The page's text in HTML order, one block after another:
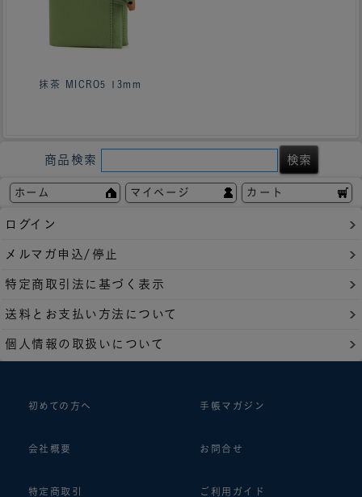
抹茶 MICRO5 13mm
商品検索
ホーム マイページ カート
ログイン
メルマガ申込/停止
特定商取引法に基づく表示
送料とお支払い方法について
個人情報の取扱いについて
初めての方へ 手帳マガジン
会社概要 お問合せ
特定商取引 ご利用ガイド